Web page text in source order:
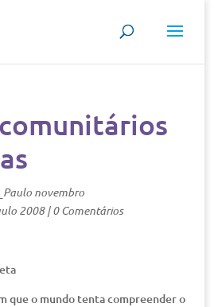
novembro
2008|0 Comentários
que o mundo tenta compreender o